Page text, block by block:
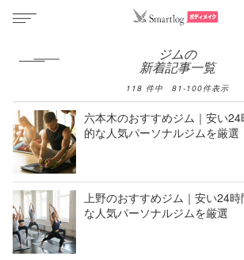
ジムの
新着記事一覧
118 件中 81-100件表示
六本木のおすすめジム｜安い
的な人気パーソナルジムを厳選
上野のおすすめジム｜安い24
な人気パーソナルジムを厳選